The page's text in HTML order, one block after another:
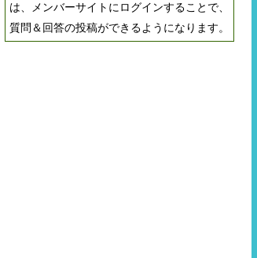
は、メンバーサイトにログインすることで、
質問＆回答の投稿ができるようになります。